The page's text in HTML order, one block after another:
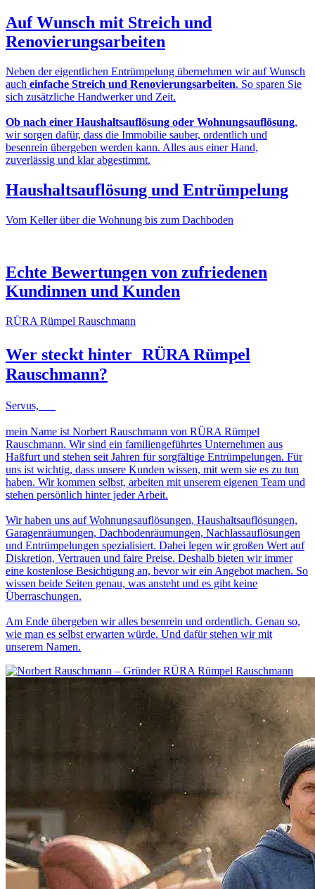
Auf Wunsch mit Streich und
Renovierungsarbeiten
Neben der eigentlichen Entrümpelung übernehmen wir auf Wunsch
auch einfache Streich und Renovierungsarbeiten. So sparen Sie
sich zusätzliche Handwerker und Zeit.
Ob nach einer Haushaltsauflösung oder Wohnungsauflösung,
wir sorgen dafür, dass die Immobilie sauber, ordentlich und
besenrein übergeben werden kann. Alles aus einer Hand,
zuverlässig und klar abgestimmt.
Haushaltsauflösung und Entrümpelung
Vom Keller über die Wohnung bis zum Dachboden
NACHHER
Echte Bewertungen von zufriedenen
Kundinnen und Kunden
RÜRA Rümpel Rauschmann
Wer steckt hinter RÜRA Rümpel
Rauschmann?
Servus,
mein Name ist Norbert Rauschmann von RÜRA Rümpel
Rauschmann. Wir sind ein familiengeführtes Unternehmen aus
Haßfurt und stehen seit Jahren für sorgfältige Entrümpelungen. Für
uns ist wichtig, dass unsere Kunden wissen, mit wem sie es zu tun
haben. Wir kommen selbst, arbeiten mit unserem eigenen Team und
stehen persönlich hinter jeder Arbeit.
Wir haben uns auf Wohnungsauflösungen, Haushaltsauflösungen,
Garagenräumungen, Dachbodenräumungen, Nachlassauflösungen
und Entrümpelungen spezialisiert. Dabei legen wir großen Wert auf
Diskretion, Vertrauen und faire Preise. Deshalb bieten wir immer
eine kostenlose Besichtigung an, bevor wir ein Angebot machen. So
wissen beide Seiten genau, was ansteht und es gibt keine
Überraschungen.
Am Ende übergeben wir alles besenrein und ordentlich. Genau so,
wie man es selbst erwarten würde. Und dafür stehen wir mit
unserem Namen.